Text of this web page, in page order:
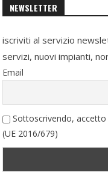
NEWSLETTER
iscriviti al servizio
servizi, nuovi impianti,
Email
Sottoscrivendo,
(UE 2016/679)